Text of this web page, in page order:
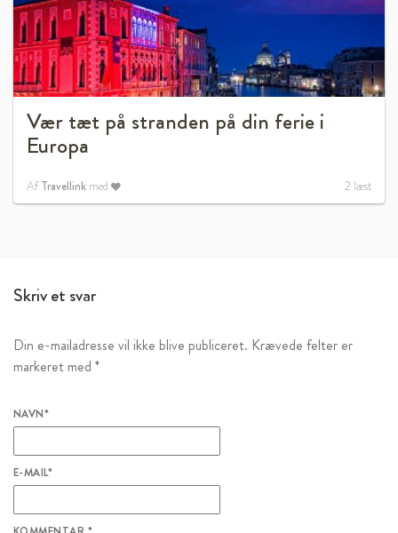
Vær tæt på stranden på din ferie i
Europa
AfTravellink med 2 læst
Skriv et svar
Din e-mailadresse vil ikke blive publiceret. Krævede felter er
markeret med *
NAVN*
E-MAIL*